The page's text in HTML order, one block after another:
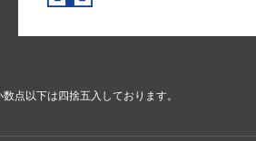
点以下は四捨五入しております。